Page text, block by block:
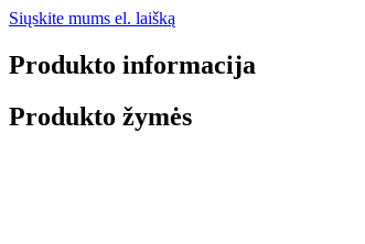
Siųskite mums el. laišką
Produkto informacija
Produkto žymės